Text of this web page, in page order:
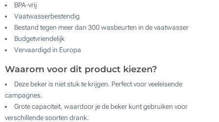
BPA-vrij
Vaatwasserbestendig
Bestand tegen meer dan 300 wasbeurten in de vaatwasser
Budgetvriendelijk
Vervaardigd in Europa
Waarom voor dit product kiezen?
Deze beker is niet stuk te krijgen. Perfect voor veeleisende
campagnes.
Grote capaciteit, waardoor je de beker kunt gebruiken voor
verschillende soorten drank.